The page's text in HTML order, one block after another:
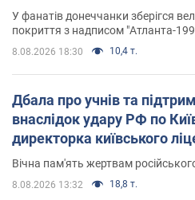
Олімпіади
У фанатів донеччанки зберігся
покриття з надписом "Атланта-
8.08.2026 18:30 10,4 т.
Дбала про учнів та
внаслідок удару РФ по
директорка київського
Вічна пам'ять жертвам
8.08.2026 13:32 18,8 т.